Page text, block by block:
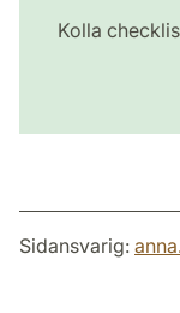
Kolla
Sidansvarig: